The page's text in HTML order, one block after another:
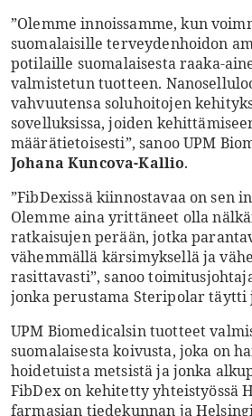
”Olemme innoissamme, kun
suomalaisille terveydenhoidon
potilaille suomalaisesta raaka-
valmistetun tuotteen.
vahvuutensa soluhoitojen
sovelluksissa, joiden
määrätietoisesti”, sanoo UPM
Johana Kuncova-Kallio.
”FibDexissä kiinnostavaa on sen
Olemme aina yrittäneet olla
ratkaisujen perään, jotka
vähemmällä kärsimyksellä ja
rasittavasti”, sanoo
jonka perustama Steripolar täytti
UPM Biomedicalsin tuotteet
suomalaisesta koivusta, joka on
hoidetuista metsistä ja jonka
FibDex on kehitetty yhteistyössä
farmasian tiedekunnan ja